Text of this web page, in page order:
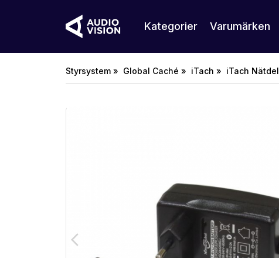
Kategorier Varumärken
Styrsystem » Global Caché » iTach » iTach Nätdel
arrow_back_ios